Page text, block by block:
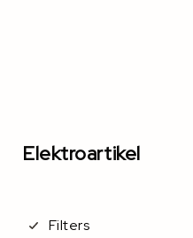
Elektroartikel
Filters